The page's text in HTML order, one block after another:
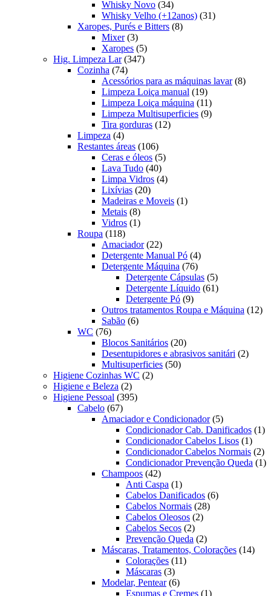
produtos
Whisky Novo 3434
produtos
Whisky Velho (+12anos) 3131
Xaropes, Purés e Bitters 88
Mixer 33
produtos
Xaropes 55
produtos
Hig. Limpeza Lar 347347
Cozinha 7474
produtos
Acessórios para as máquinas lavar 88
Limpeza Loiça manual 1919
produtos
Limpeza Loiça máquina 1111
produtos
Limpeza Multisuperficies 99
Tira gorduras 1212
Limpeza 44
produtos
Restantes áreas 106106
produtos
Ceras e óleos 55
Lava Tudo 4040
produtos
Limpa Vidros 44
Lixívias 2020
produtos
Madeiras e Moveis 11
Metais 88
produtos
Vidros 11
Roupa 118118
produtos
Amaciador 2222
produtos
Detergente Manual Pó 44
produtos
Detergente Máquina 7676
produtos
Detergente Cápsulas 55
produtos
Detergente Líquido 6161
Detergente Pó 99
produtos
Outros tratamentos Roupa e Máquina 1212
Sabão 66
WC 7676
produtos
Blocos Sanitários 2020
produtos
Desentupidores e abrasivos sanitári 22
Multisuperficies 5050
Higiene Cozinhas WC 22
Higiene e Beleza 22
produtos
Higiene Pessoal 395395
Cabelo 6767
produtos
Amaciador e Condicionador 55
produtos
Condicionador Cab. Danificados 11
Condicionador Cabelos Lisos 11
Condicionador Cabelos Normais 22
Condicionador Prevenção Queda 11
Champoos 4242
produtos
Anti Caspa 11
produto
Cabelos Danificados 66
Cabelos Normais 2828
Cabelos Oleosos 22
Cabelos Secos 22
produtos
Prevenção Queda 22
produtos
Máscaras, Tratamentos, Colorações 1414
Colorações 1111
Máscaras 33
produtos
Modelar, Pentear 66
produtos
Espumas e Cremes 11